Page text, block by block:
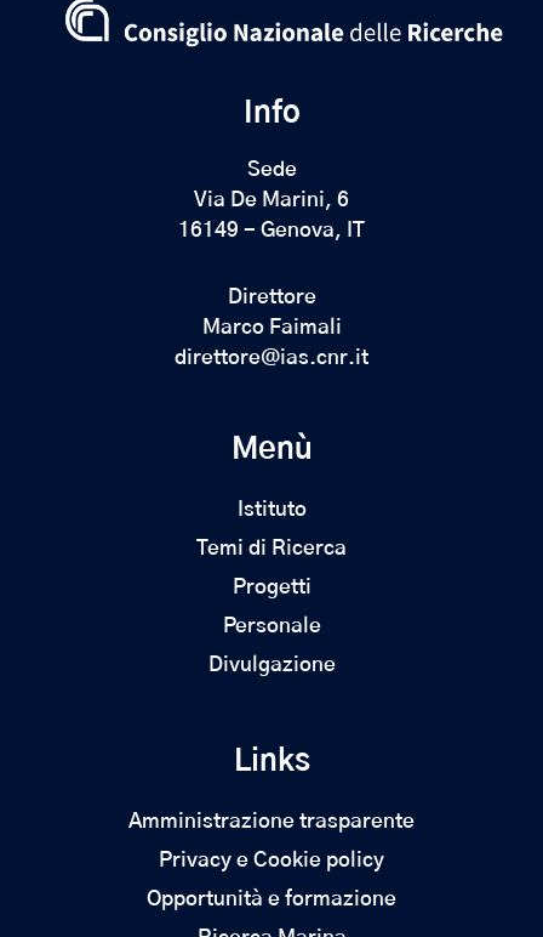
Info
Sede
Via De Marini, 6
16149 - Genova, IT
Direttore
Marco Faimali
direttore@ias.cnr.it
Menù
Istituto
Temi di Ricerca
Progetti
Personale
Divulgazione
Links
Amministrazione trasparente
Privacy e Cookie policy
Opportunità e formazione